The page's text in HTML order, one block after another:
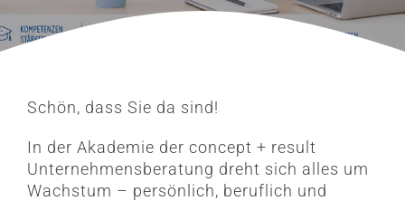
Schön, dass Sie da sind!
In der Akademie der concept + result
Unternehmensberatung dreht sich alles um
Wachstum – persönlich, beruflich und